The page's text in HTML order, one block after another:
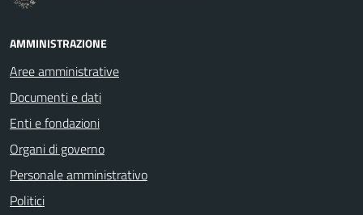
AMMINISTRAZIONE
Aree amministrative
Documenti e dati
Enti e fondazioni
Organi di governo
Personale amministrativo
Politici